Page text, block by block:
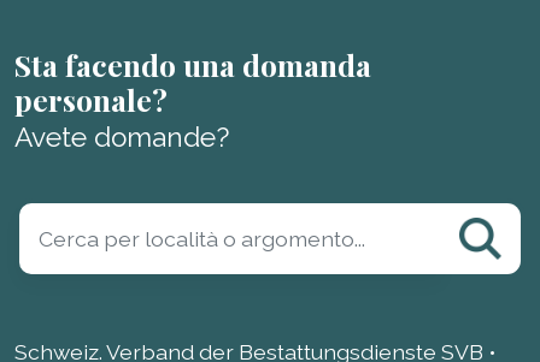
Sta facendo una domanda
personale?
Avete domande?
Schweiz. Verband der Bestattungsdienste SVB •